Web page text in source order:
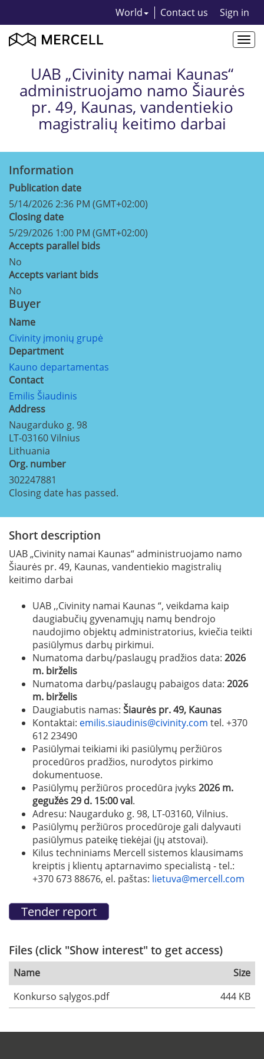
World Contact us Sign in
UAB „Civinity namai Kaunas“
administruojamo namo Šiaurės
pr. 49, Kaunas, vandentiekio
magistralių keitimo darbai
Information
Publication date
5/14/2026 2:36 PM (GMT+02:00)
Closing date
5/29/2026 1:00 PM (GMT+02:00)
Accepts parallel bids
No
Accepts variant bids
No
Buyer
Name
Civinity įmonių grupė
Department
Kauno departamentas
Contact
Emilis Šiaudinis
Address
Naugarduko g. 98
LT-03160Vilnius
Lithuania
Org. number
302247881
Closing date has passed.
Short description
UAB „Civinity namai Kaunas“ administruojamo namo
Šiaurės pr. 49, Kaunas, vandentiekio magistralių
keitimo darbai
UAB ,,Civinity namai Kaunas “, veikdama kaip
daugiabučių gyvenamųjų namų bendrojo
naudojimo objektų administratorius, kviečia teikti
pasiūlymus darbų pirkimui.
Numatoma darbų/paslaugų pradžios data: 2026
m. birželis
Numatoma darbų/paslaugų pabaigos data: 2026
m. birželis
Daugiabutis namas: Šiaurės pr. 49, Kaunas
Kontaktai: emilis.siaudinis@civinity.com tel. +370
612 23490
Pasiūlymai teikiami iki pasiūlymų peržiūros
procedūros pradžios, nurodytos pirkimo
dokumentuose.
Pasiūlymų peržiūros procedūra įvyks 2026 m.
gegužės 29 d. 15:00 val.
Adresu: Naugarduko g. 98, LT-03160, Vilnius.
Pasiūlymų peržiūros procedūroje gali dalyvauti
pasiūlymus pateikę tiekėjai (jų atstovai).
Kilus techniniams Mercell sistemos klausimams
kreiptis į klientų aptarnavimo specialistą - tel.:
+370 673 88676, el. paštas: lietuva@mercell.com
Files (click "Show interest" to get access)
Name
Size
Konkurso sąlygos.pdf
444 KB